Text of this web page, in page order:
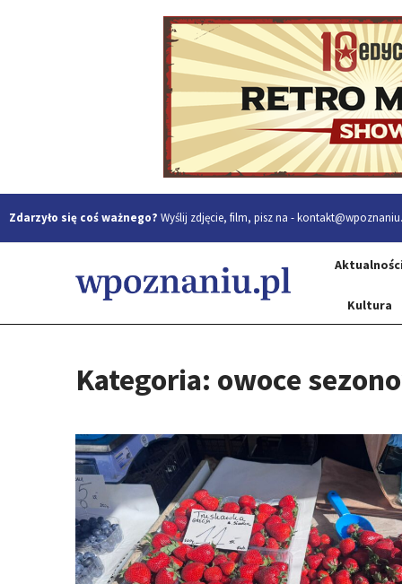
Zdarzyło się coś ważnego? Wyślij zdjęcie, film, pisz na -
Kultura
Kategoria: owoce